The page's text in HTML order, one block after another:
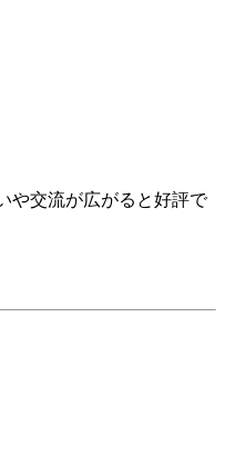
や交流が広がると好評で